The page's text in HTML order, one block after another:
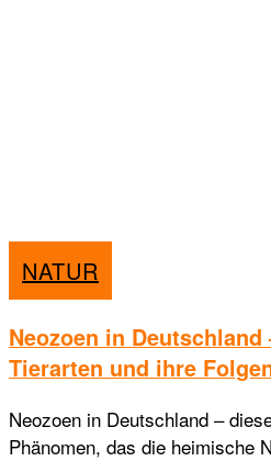
NATUR
Neozoen in
Tierarten und ihre
Neozoen in Deutschland –
Phänomen, das die heimische